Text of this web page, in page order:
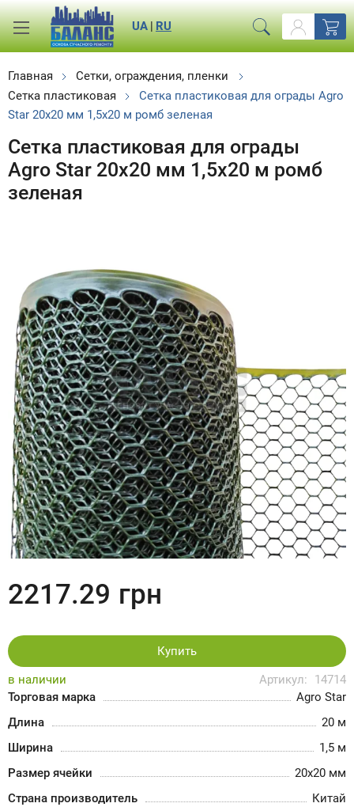
RU
|
UA
Главная
Сетки, ограждения, пленки
Сетка пластиковая
Сетка пластиковая для ограды Agro
Star 20х20 мм 1,5х20 м ромб зеленая
Сетка пластиковая для ограды
Agro Star 20х20 мм 1,5х20 м ромб
зеленая
в наличии Артикул:
14714
Торговая марка
Agro Star
Длина
20 м
Ширина
1,5 м
Размер ячейки
20х20 мм
Страна производитель
Китай
2217.29 грн
Купить